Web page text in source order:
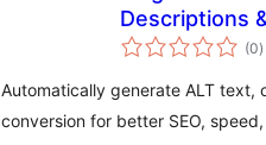
Descriptions
(0de
)
Automatically generate ALT text,
conversion for better SEO,